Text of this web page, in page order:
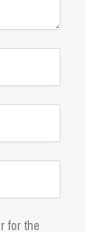
for the